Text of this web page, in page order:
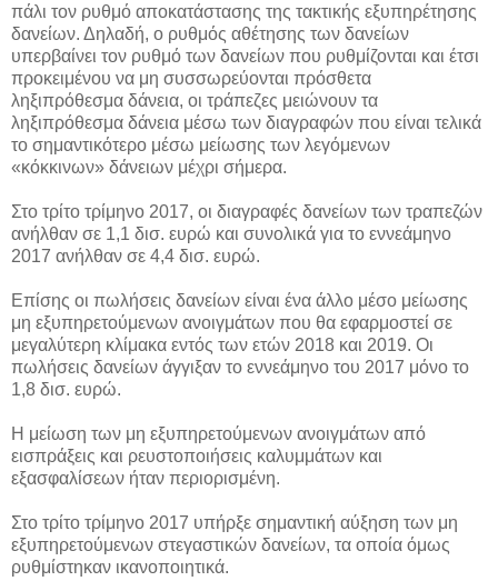
πάλι τον ρυθμό αποκατάστασης της τακτικής εξυπηρέτησης
δανείων. Δηλαδή, ο ρυθμός αθέτησης των δανείων
υπερβαίνει τον ρυθμό των δανείων που ρυθμίζονται και έτσι
προκειμένου να μη συσσωρεύονται πρόσθετα
ληξιπρόθεσμα δάνεια, οι τράπεζες μειώνουν τα
ληξιπρόθεσμα δάνεια μέσω των διαγραφών που είναι τελικά
το σημαντικότερο μέσω μείωσης των λεγόμενων
«κόκκινων» δάνειων μέχρι σήμερα.
Στο τρίτο τρίμηνο 2017, οι διαγραφές δανείων των τραπεζών
ανήλθαν σε 1,1 δισ. ευρώ και συνολικά για το εννεάμηνο
2017 ανήλθαν σε 4,4 δισ. ευρώ.
Επίσης οι πωλήσεις δανείων είναι ένα άλλο μέσο μείωσης
μη εξυπηρετούμενων ανοιγμάτων που θα εφαρμοστεί σε
μεγαλύτερη κλίμακα εντός των ετών 2018 και 2019. Οι
πωλήσεις δανείων άγγιξαν το εννεάμηνο του 2017 μόνο το
1,8 δισ. ευρώ.
Η μείωση των μη εξυπηρετούμενων ανοιγμάτων από
εισπράξεις και ρευστοποιήσεις καλυμμάτων και
εξασφαλίσεων ήταν περιορισμένη.
Στο τρίτο τρίμηνο 2017 υπήρξε σημαντική αύξηση των μη
εξυπηρετούμενων στεγαστικών δανείων, τα οποία όμως
ρυθμίστηκαν ικανοποιητικά.